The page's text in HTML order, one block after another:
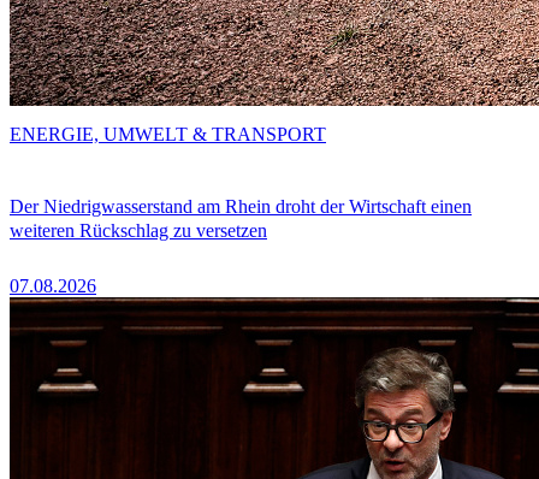
Der Niedrigwasserstand am Rhein droht der Wirtschaft einen
weiteren Rückschlag zu versetzen
07.08.2026
ENERGIE, UMWELT & TRANSPORT